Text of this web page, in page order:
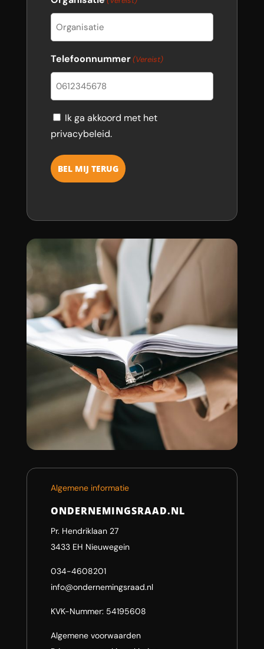
Telefoonnummer(Vereist)
Consent
Ik ga akkoord met het
privacybeleid.
Algemene informatie
ONDERNEMINGSRAAD.NL
Pr. Hendriklaan 27
3433 EH Nieuwegein
034-4608201
info@ondernemingsraad.nl
KVK-Nummer: 54195608
Algemene voorwaarden